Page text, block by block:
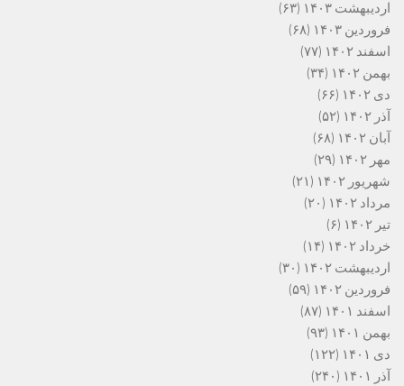
اردیبهشت ۱۴۰۳
(۶۳)
فروردین ۱۴۰۳
(۶۸)
اسفند ۱۴۰۲
(۷۷)
بهمن ۱۴۰۲
(۳۴)
دی ۱۴۰۲
(۶۶)
آذر ۱۴۰۲
(۵۲)
آبان ۱۴۰۲
(۶۸)
مهر ۱۴۰۲
(۲۹)
شهریور ۱۴۰۲
(۲۱)
مرداد ۱۴۰۲
(۲۰)
تیر ۱۴۰۲
(۶)
خرداد ۱۴۰۲
(۱۴)
اردیبهشت ۱۴۰۲
(۳۰)
فروردین ۱۴۰۲
(۵۹)
اسفند ۱۴۰۱
(۸۷)
بهمن ۱۴۰۱
(۹۳)
دی ۱۴۰۱
(۱۲۲)
آذر ۱۴۰۱
(۲۴۰)